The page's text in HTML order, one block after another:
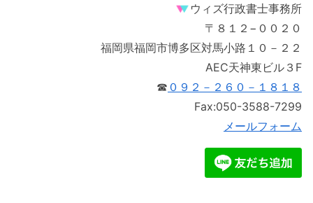
ウィズ行政書士事務所
〒８１２−００２０
福岡県福岡市博多区対馬小路１０－２２
AEC天神東ビル３F
☎ ０９２－２６０－１８１８
Fax:050-3588-7299
メールフォーム